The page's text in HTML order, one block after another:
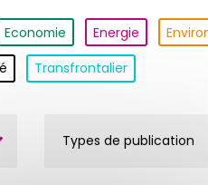
Economie Energie
Transfrontalier
Types de publication